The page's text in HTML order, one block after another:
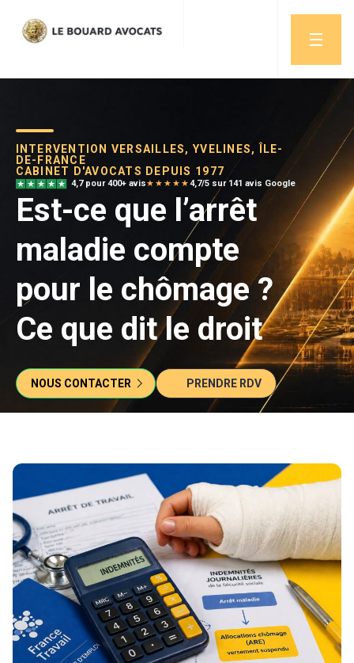
INTERVENTION VERSAILLES, YVELINES, ÎLE-
DE-FRANCE
CABINET D'AVOCATS DEPUIS 1977
4,7 pour 400+ avis★★★★★4,7/5 sur 141 avis Google
Est-ce que l’arrêt
maladie compte
pour le chômage ?
Ce que dit le droit
NOUS CONTACTER PRENDRE RDV